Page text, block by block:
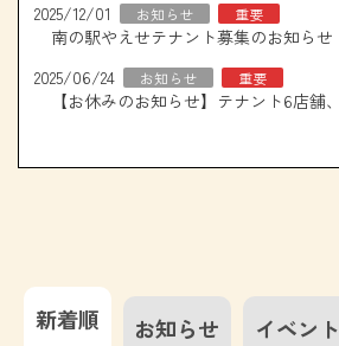
2025/12/01
お知らせ 重要
南の駅やえせテナント募集のお知らせ
2025/06/24
お知らせ 重要
新着順 お知らせ イベント